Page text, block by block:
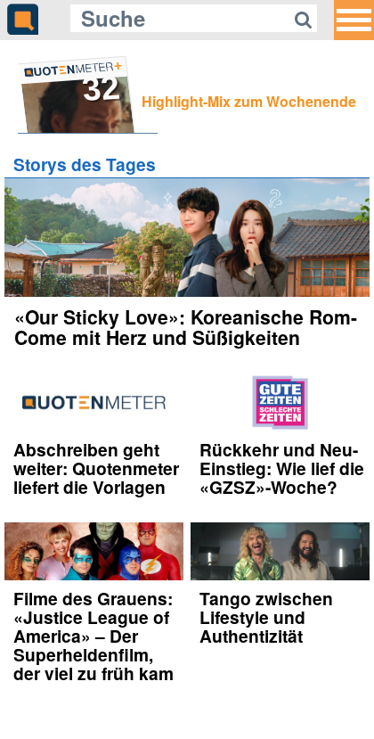
32 Highlight-Mix zum Wochenende
Storys des Tages
«Our Sticky Love»: Koreanische Rom-
Come mit Herz und Süßigkeiten
Abschreiben geht
weiter: Quotenmeter
liefert die Vorlagen
Rückkehr und Neu-
Einstieg: Wie lief die
«GZSZ»-Woche?
Filme des Grauens:
«Justice League of
America» – Der
Superheldenfilm,
der viel zu früh kam
Tango zwischen
Lifestyle und
Authentizität